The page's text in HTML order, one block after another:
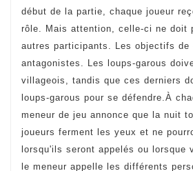
début de la partie, chaque joueur
rôle. Mais attention, celle-ci ne doit
autres participants. Les objectifs de
antagonistes. Les loups-garous
villageois, tandis que ces derniers
loups-garous pour se défendre.À
meneur de jeu annonce que la nuit
joueurs ferment les yeux et ne
lorsqu'ils seront appelés ou lorsque
le meneur appelle les différents